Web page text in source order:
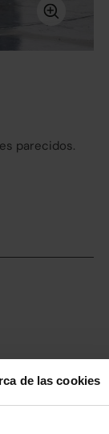
de las cookies
parecidos.